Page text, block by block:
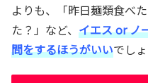
よりも、「昨日麺類食べ
た？」など、 イエス or ノ
問をするほうがいいでしょ